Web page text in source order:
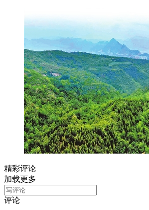
精彩评论
加载更多
评论